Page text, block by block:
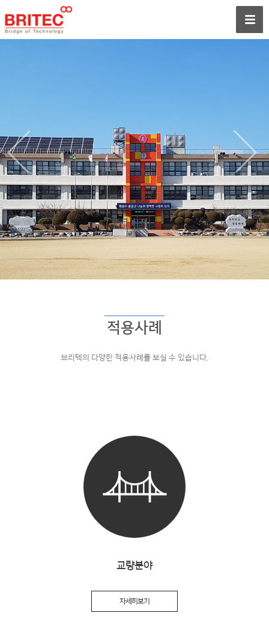
적용사례
브리텍의 다양한 적용사례를 보실 수 있습니다.
교량분야
자세히보기